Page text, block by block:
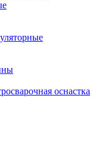
оснастка